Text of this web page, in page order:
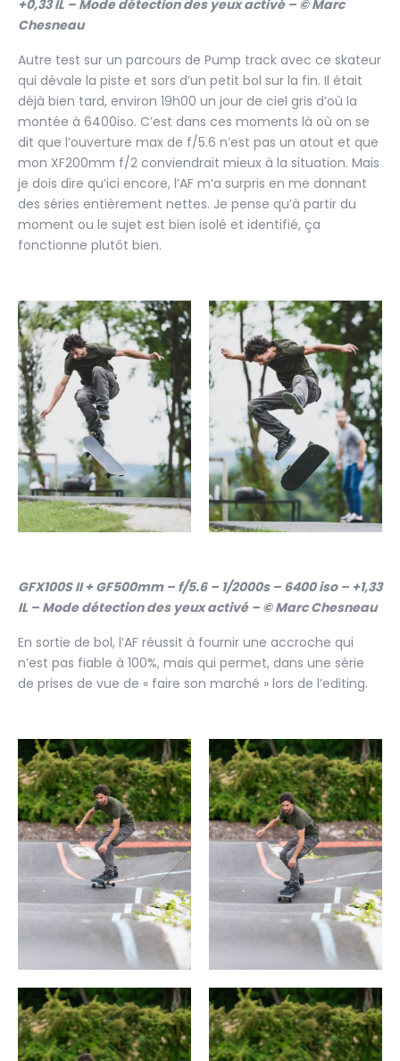
+0,33 IL – Mode détection des yeux activé – © Marc
Chesneau
Autre test sur un parcours de Pump track avec ce skateur
qui dévale la piste et sors d’un petit bol sur la fin. Il était
déjà bien tard, environ 19h00 un jour de ciel gris d’où la
montée à 6400iso. C’est dans ces moments là où on se
dit que l’ouverture max de f/5.6 n’est pas un atout et que
mon XF200mm f/2 conviendrait mieux à la situation. Mais
je dois dire qu’ici encore, l’AF m’a surpris en me donnant
des séries entièrement nettes. Je pense qu’à partir du
moment ou le sujet est bien isolé et identifié, ça
fonctionne plutôt bien.
GFX100S II + GF500mm – f/5.6 – 1/2000s – 6400 iso – +1,33
IL – Mode détection des yeux activé – © Marc Chesneau
En sortie de bol, l’AF réussit à fournir une accroche qui
n’est pas fiable à 100%, mais qui permet, dans une série
de prises de vue de « faire son marché » lors de l’editing.